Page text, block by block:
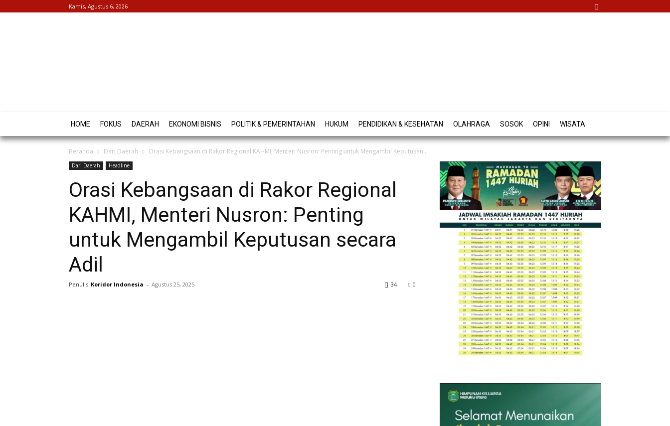
Kamis, Agustus 6, 2026
HOME FOKUS DAERAH EKONOMI BISNIS POLITIK & PEMERINTAHAN HUKUM PENDIDIKAN & KESEHATAN OLAHRAGA SOSOK OPINI WISATA
Beranda Dari Daerah Orasi Kebangsaan di Rakor Regional KAHMI, Menteri Nusron: Penting untuk Mengambil Keputusan...
Dari Daerah Headline
Orasi Kebangsaan di Rakor Regional
KAHMI, Menteri Nusron: Penting
untuk Mengambil Keputusan secara
Adil ‎
Penulis Koridor Indonesia - Agustus 25, 2025 0
34